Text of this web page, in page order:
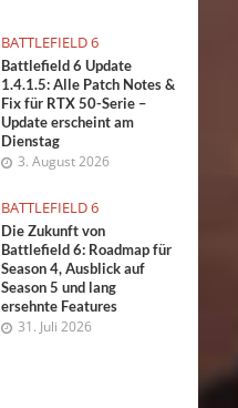
BATTLEFIELD 6
Battlefield 6 Update
1.4.1.5: Alle Patch Notes &
Fix für RTX 50-Serie –
Update erscheint am
Dienstag
3. August 2026
BATTLEFIELD 6
Die Zukunft von
Battlefield 6: Roadmap für
Season 4, Ausblick auf
Season 5 und lang
ersehnte Features
31. Juli 2026